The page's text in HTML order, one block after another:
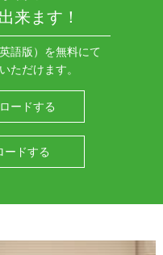
来ます！
語版）を無料にて
ただけます。
ードする
ードする